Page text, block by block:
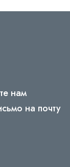
нам
на почту